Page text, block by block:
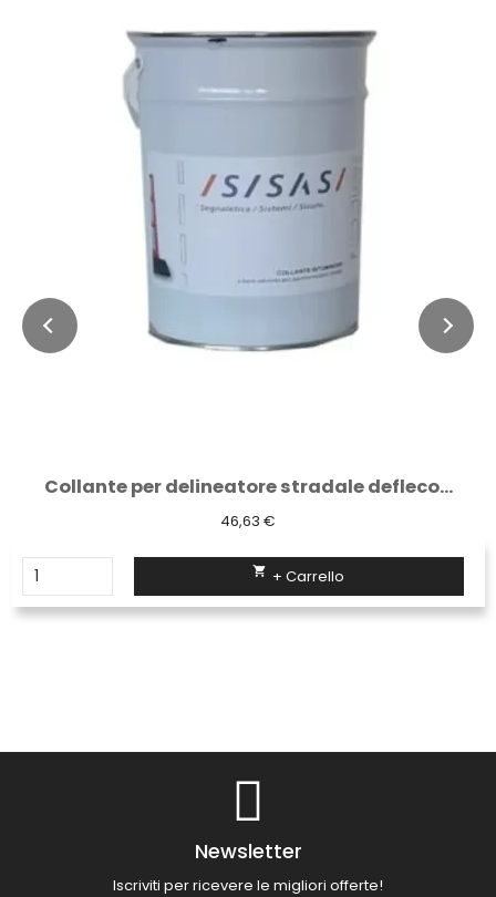
Collante per delineatore stradale defleco...
46,63 €
 + Carrello
Newsletter
Iscriviti per ricevere le migliori offerte!